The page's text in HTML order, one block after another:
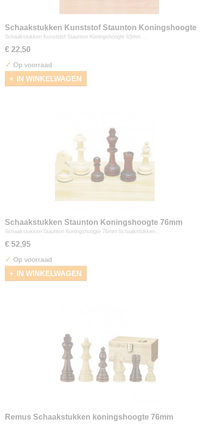
Schaakstukken Kunststof Staunton Koningshoogte
93mm
Schaakstukken Kunststof Staunton Koningshoogte 93mm…
€ 22,50
✓ Op voorraad
IN WINKELWAGEN
Schaakstukken Staunton Koningshoogte 76mm
Schaakstukken Staunton Koningshoogte 76mm Schaakstukken…
€ 52,95
✓ Op voorraad
IN WINKELWAGEN
Remus Schaakstukken koningshoogte 76mm